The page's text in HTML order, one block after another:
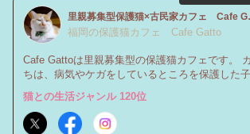
里親募
福岡の保護猫カフェ Cafe Gatto
Cafe Gattoは里親募集型の保護猫カフェです。
ちは、病気やケガをしているところを保護した
事情でお家がなくなって引き受けた子たちです。
っとのおうち”を探しています。
猫との生活ジャンル 120位